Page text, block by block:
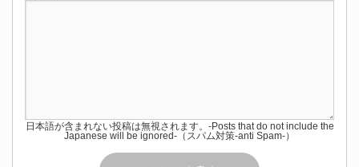
日本語が含まれない投稿は無視されます。-Posts that do not include the
Japanese will be ignored-（スパム対策-anti Spam-）